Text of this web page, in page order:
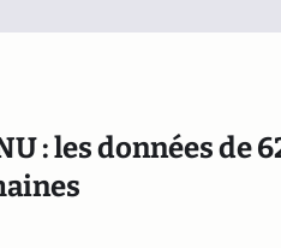
: les données de